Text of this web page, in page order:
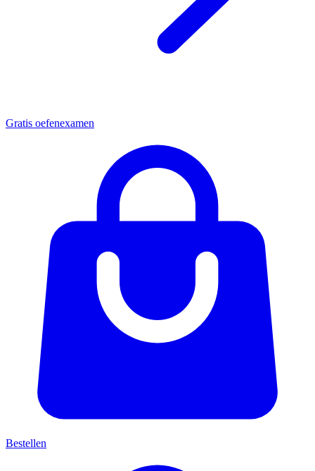
Gratis oefenexamen
Bestellen